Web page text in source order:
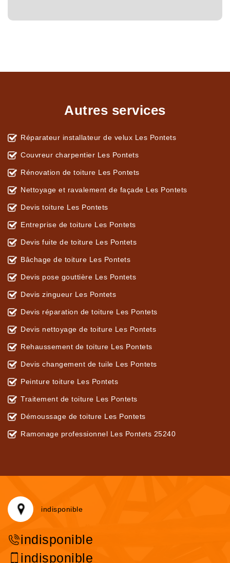
Autres services
Réparateur installateur de velux Les Pontets
Couvreur charpentier Les Pontets
Rénovation de toiture Les Pontets
Nettoyage et ravalement de façade Les Pontets
Devis toiture Les Pontets
Entreprise de toiture Les Pontets
Devis fuite de toiture Les Pontets
Bâchage de toiture Les Pontets
Devis pose gouttière Les Pontets
Devis zingueur Les Pontets
Devis réparation de toiture Les Pontets
Devis nettoyage de toiture Les Pontets
Rehaussement de toiture Les Pontets
Devis changement de tuile Les Pontets
Peinture toiture Les Pontets
Traitement de toiture Les Pontets
Démoussage de toiture Les Pontets
Ramonage professionnel Les Pontets 25240
indisponible
indisponible
indisponible